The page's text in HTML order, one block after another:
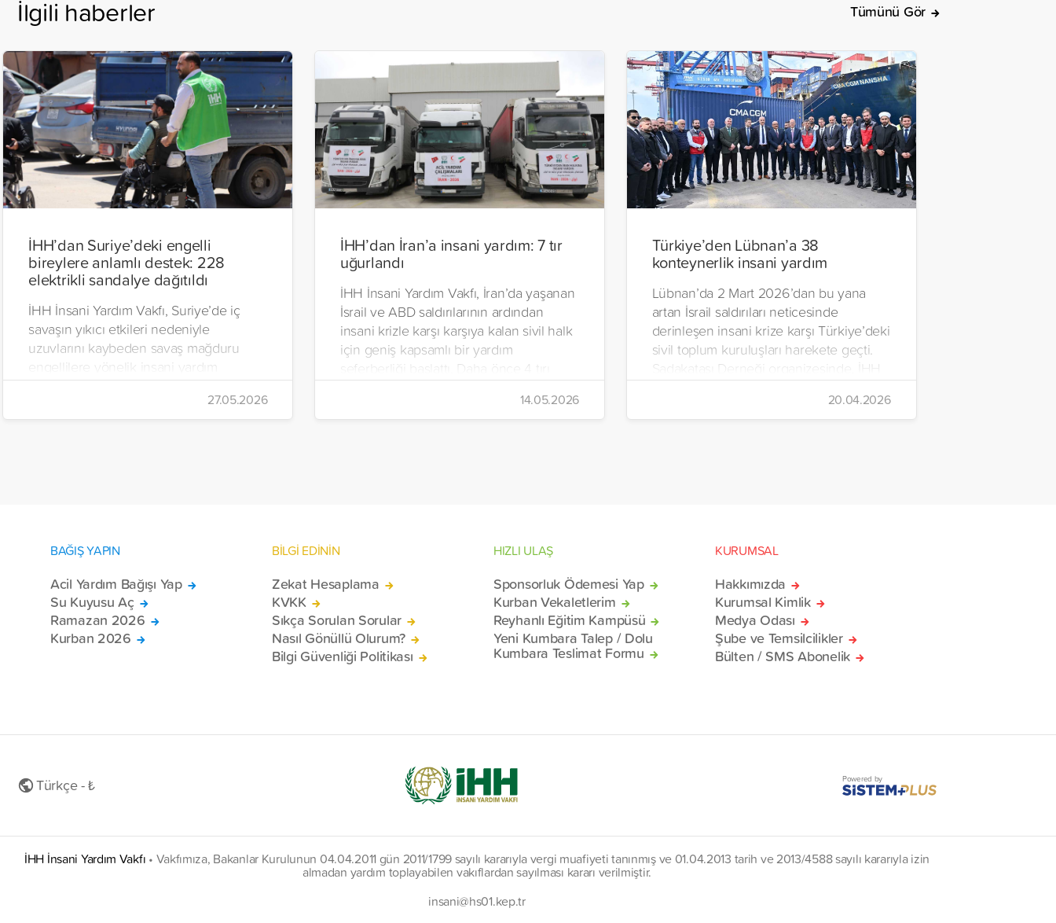
İlgili haberler Tümünü Gör
İHH’dan Suriye’deki engelli
bireylere anlamlı destek: 228
elektrikli sandalye dağıtıldı
İHH İnsani Yardım Vakfı, Suriye’de iç
savaşın yıkıcı etkileri nedeniyle
uzuvlarını kaybeden savaş mağduru
engellilere yönelik insani yardım
çalışmalarını aralıksız sürdürüyor. Vakıf,
yürütülen son projeyle Suriye’nin Şam,
Halep, Hama, Humus ve İdlib
27.05.2026
İHH’dan İran’a insani yardım: 7 tır
uğurlandı
İHH İnsani Yardım Vakfı, İran’da yaşanan
İsrail ve ABD saldırılarının ardından
insani krizle karşı karşıya kalan sivil halk
için geniş kapsamlı bir yardım
seferberliği başlattı. Daha önce 4 tırı
temel ihtiyaç malzemelerinden oluşan 7
tırı daha ülkeye uğurladı.
14.05.2026
Türkiye’den Lübnan’a 38
konteynerlik insani yardım
Lübnan’da 2 Mart 2026’dan bu yana
artan İsrail saldırıları neticesinde
derinleşen insani krize karşı Türkiye’deki
sivil toplum kuruluşları harekete geçti.
Sadakataşı Derneği organizesinde, İHH
Yeryüzü Çocukları Derneği tarafından
hazırlanan ve içerisinde acil ihtiyaç
20.04.2026
BAĞIŞ YAPIN
Acil Yardım Bağışı Yap
Su Kuyusu Aç
Ramazan 2026
Kurban 2026
BİLGİ EDİNİN
Zekat Hesaplama
KVKK
Sıkça Sorulan Sorular
Nasıl Gönüllü Olurum?
Bilgi Güvenliği Politikası
HIZLI ULAŞ
Sponsorluk Ödemesi Yap
Kurban Vekaletlerim
Reyhanlı Eğitim Kampüsü
Yeni Kumbara Talep / Dolu
Kumbara Teslimat Formu
KURUMSAL
Hakkımızda
Kurumsal Kimlik
Medya Odası
Şube ve Temsilcilikler
Bülten / SMS Abonelik
Türkçe - ₺ Powered by
İHH İnsani Yardım Vakfı • Vakfımıza, Bakanlar Kurulunun 04.04.2011 gün 2011/1799 sayılı kararıyla vergi muafiyeti tanınmış ve 01.04.2013 tarih ve 2013/4588 sayılı kararıyla izin
almadan yardım toplayabilen vakıflardan sayılması kararı verilmiştir.
insani@hs01.kep.tr